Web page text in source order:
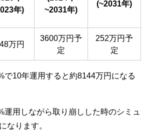
年)
~2031年)
(~2031年)
万円
3600万円予
定
252万円予
定
で10年運用すると約8144万円になる
運用しながら取り崩しした時のシミュ
なります。